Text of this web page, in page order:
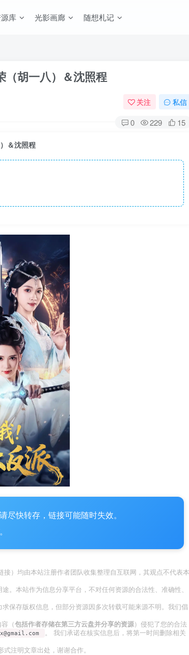
库 光影画廊 随想札记
（胡一八）＆沈照程
关注 私信
0 229 15
＆沈照程
快转存，链接可能随时失效。
接）均由本站注册作者团队收集整理自互联网，其观点不代表本
。本站作为信息分享平台，不对任何资源的合法性、准确性、
保存版权信息，但部分资源因多次转载可能来源不明。我们倡
（包括作者存储在第三方云盘并分享的资源）侵犯了您的合法
。 我们承诺在核实信息后，将第一时间删除相关
注明文章出处，谢谢合作。